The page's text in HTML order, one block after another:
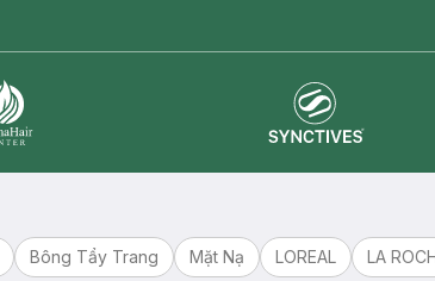
Bông Tẩy Trang Mặt Nạ LOREAL LA